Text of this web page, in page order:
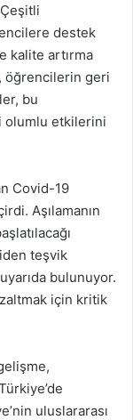
destek
kalite artırma
öğrencilerin geri
bu
olumlu etkilerini
Covid-19
Aşılamanın
teşvik
bulunuyor.
için kritik
uluslararası